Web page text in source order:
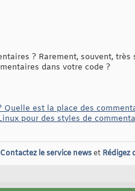
? Rarement, souvent, très
dans votre code ?
est la place des
pour des styles de
Contactez le service newset Rédigez